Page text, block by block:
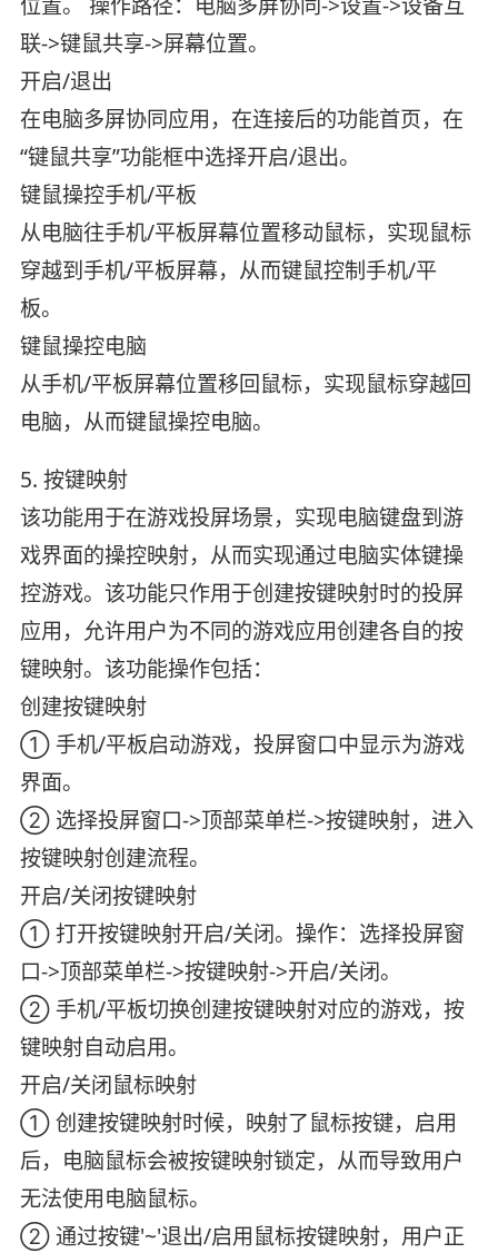
联->键鼠共享->屏幕位置。
开启/退出
在电脑多屏协同应用，在连接后的功能首页，在
“键鼠共享”功能框中选择开启/退出。
键鼠操控手机/平板
从电脑往手机/平板屏幕位置移动鼠标，实现鼠标
穿越到手机/平板屏幕，从而键鼠控制手机/平
板。
键鼠操控电脑
从手机/平板屏幕位置移回鼠标，实现鼠标穿越回
电脑，从而键鼠操控电脑。
5. 按键映射
该功能用于在游戏投屏场景，实现电脑键盘到游
戏界面的操控映射，从而实现通过电脑实体键操
控游戏。该功能只作用于创建按键映射时的投屏
应用，允许用户为不同的游戏应用创建各自的按
键映射。该功能操作包括：
创建按键映射
① 手机/平板启动游戏，投屏窗口中显示为游戏
界面。
② 选择投屏窗口->顶部菜单栏->按键映射，进入
按键映射创建流程。
开启/关闭按键映射
① 打开按键映射开启/关闭。操作：选择投屏窗
口->顶部菜单栏->按键映射->开启/关闭。
② 手机/平板切换创建按键映射对应的游戏，按
键映射自动启用。
开启/关闭鼠标映射
① 创建按键映射时候，映射了鼠标按键，启用
后，电脑鼠标会被按键映射锁定，从而导致用户
无法使用电脑鼠标。
② 通过按键'~'退出/启用鼠标按键映射，用户正